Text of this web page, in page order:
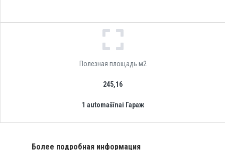
Полезная площадь м2
245,16‬
1 automašīnai Гараж
Более подробная информация